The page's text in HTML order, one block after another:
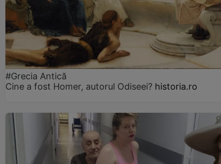
#Grecia Antică
Cine a fost Homer, autorul Odiseei? historia.ro